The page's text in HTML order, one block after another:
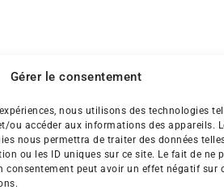
Gérer le consentement
nous utilisons des technologies
ou accéder aux informations des appareils.
nous permettra de traiter des données
ou les ID uniques sur ce site. Le fait de ne
consentement peut avoir un effet négatif sur